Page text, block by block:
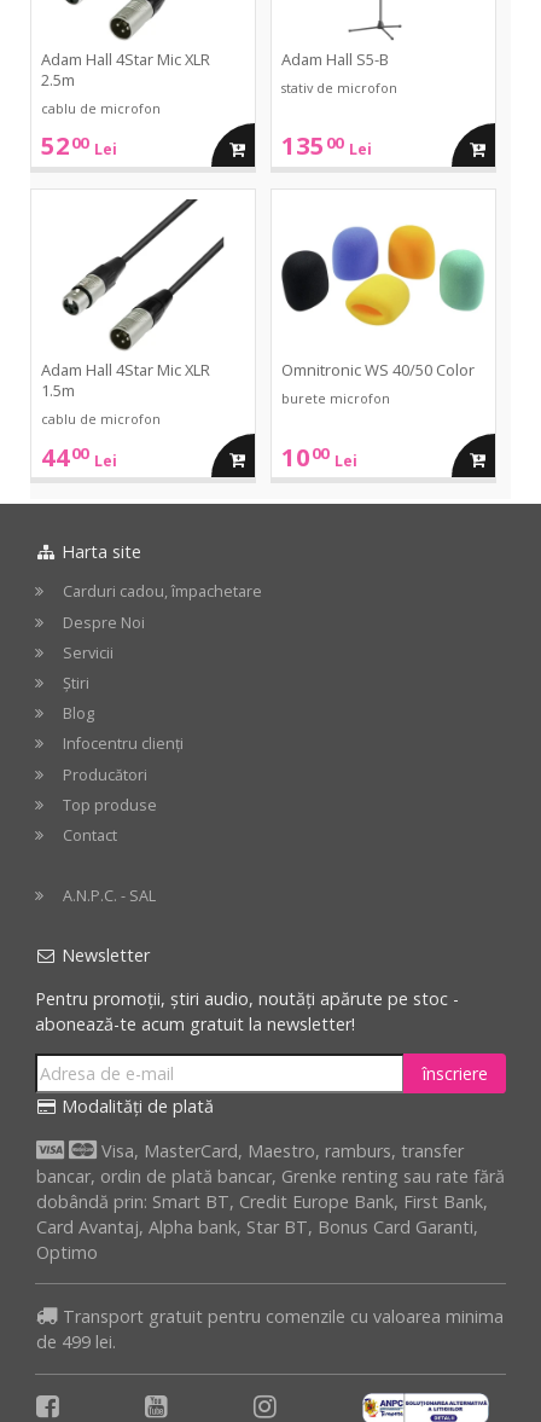
Adam Hall 4Star Mic XLR
2.5m
cablu de microfon
5200 Lei adauga
cos
Adam Hall S5-B
stativ de microfon
135 00 Lei adauga
cos
Adam Hall 4Star Mic XLR
1.5m
cablu de microfon
4400 Lei adauga
in
Color
Omnitronic WS 40/50 Color
burete microfon
1000 Lei adauga
in
Harta site
Carduri cadou, împachetare
Despre Noi
Servicii
Știri
Blog
Infocentru clienți
Producători
Top produse
Contact
A.N.P.C. - SAL
Newsletter
Pentru promoții, știri audio, noutăți apărute pe stoc -
abonează-te acum gratuit la newsletter!
înscriere
Modalități de plată
Visa, MasterCard, Maestro, ramburs, transfer
bancar, ordin de plată bancar, Grenke renting sau rate fără
dobândă prin: Smart BT, Credit Europe Bank, First Bank,
Card Avantaj, Alpha bank, Star BT, Bonus Card Garanti,
Optimo
Transport gratuit pentru comenzile cu valoarea minima
de 499 lei.